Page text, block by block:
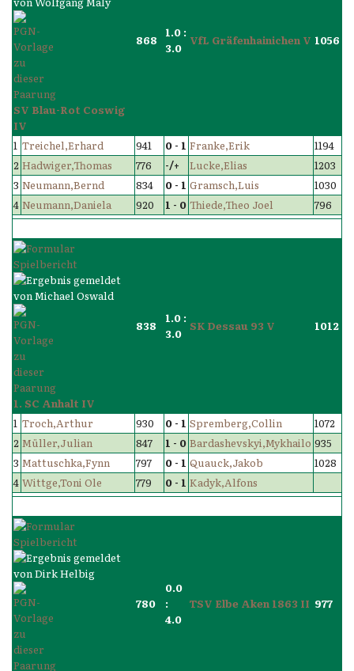
SV Blau-Rot Coswig
IV
868
1.0 :
3.0
VfL Gräfenhainichen V 1056
1 Treichel,Erhard 941 0 - 1 Franke,Erik
1194
2 Hadwiger,Thomas 776 -/+ Lucke,Elias
1203
3 Neumann,Bernd 834 0 - 1 Gramsch,Luis
1030
4 Neumann,Daniela 920 1 - 0 Thiede,Theo Joel 796
1. SC Anhalt IV
838
1.0 :
3.0
SK Dessau 93 V 1012
1 Troch,Arthur 930 0 - 1 Spremberg,Collin
1072
2 Müller,Julian 847 1 - 0 Bardashevskyi,Mykhailo 935
3 Mattuschka,Fynn 797 0 - 1 Quauck,Jakob
1028
4 Wittge,Toni Ole 779 0 - 1 Kadyk,Alfons
780
0.0
:
4.0
TSV Elbe Aken 1863 II 977